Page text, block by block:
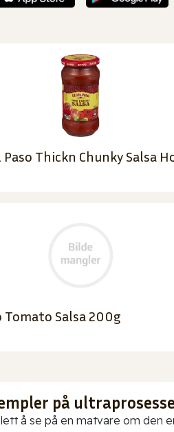
Paso Thickn Chunky Salsa
Tomato Salsa 200g
på
å se på en matvare om den